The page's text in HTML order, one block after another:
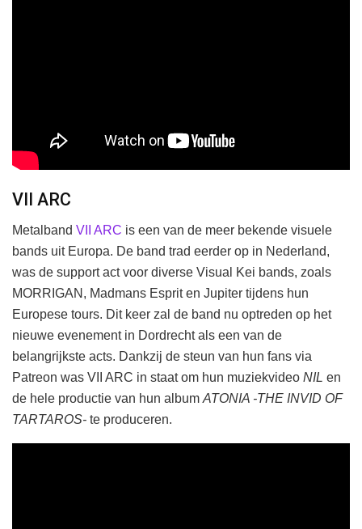
VII ARC
Metalband VII ARC is een van de meer bekende visuele
bands uit Europa. De band trad eerder op in Nederland,
was de support act voor diverse Visual Kei bands, zoals
MORRIGAN, Madmans Esprit en Jupiter tijdens hun
Europese tours. Dit keer zal de band nu optreden op het
nieuwe evenement in Dordrecht als een van de
belangrijkste acts. Dankzij de steun van hun fans via
Patreon was VII ARC in staat om hun muziekvideo NIL en
de hele productie van hun albumATONIA -THE INVID OF
TARTAROS- te produceren.